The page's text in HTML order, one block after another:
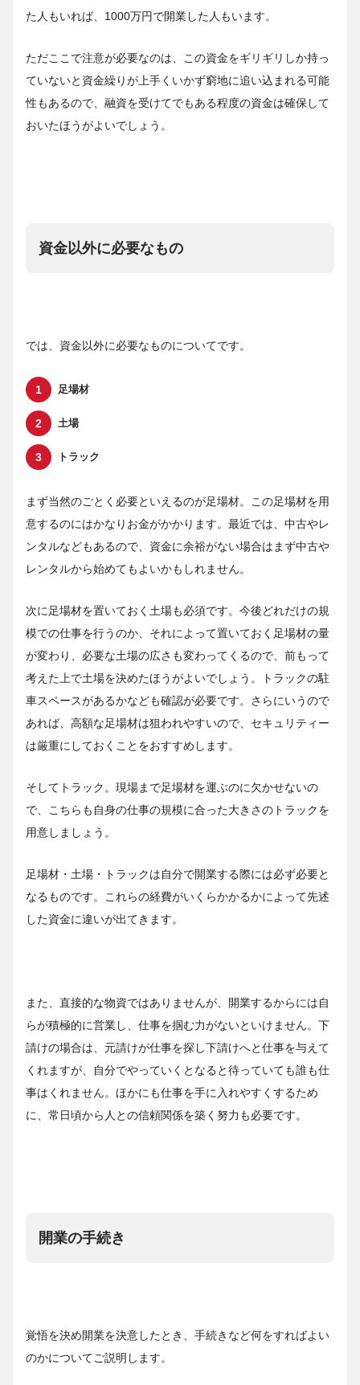
た人もいれば、1000万円で開業した人もいます。
ただここで注意が必要なのは、この資金をギリギリしか持っ
ていないと資金繰りが上手くいかず窮地に追い込まれる可能
性もあるので、融資を受けてでもある程度の資金は確保して
おいたほうがよいでしょう。
資金以外に必要なもの
では、資金以外に必要なものについてです。
足場材
土場
トラック
まず当然のごとく必要といえるのが足場材。この足場材を用
意するのにはかなりお金がかかります。最近では、中古やレ
ンタルなどもあるので、資金に余裕がない場合はまず中古や
レンタルから始めてもよいかもしれません。
次に足場材を置いておく土場も必須です。今後どれだけの規
模での仕事を行うのか、それによって置いておく足場材の量
が変わり、必要な土場の広さも変わってくるので、前もって
考えた上で土場を決めたほうがよいでしょう。トラックの駐
車スペースがあるかなども確認が必要です。さらにいうので
あれば、高額な足場材は狙われやすいので、セキュリティー
は厳重にしておくことをおすすめします。
そしてトラック。現場まで足場材を運ぶのに欠かせないの
で、こちらも自身の仕事の規模に合った大きさのトラックを
用意しましょう。
足場材・土場・トラックは自分で開業する際には必ず必要と
なるものです。これらの経費がいくらかかるかによって先述
した資金に違いが出てきます。
また、直接的な物資ではありませんが、開業するからには自
らが積極的に営業し、仕事を掴む力がないといけません。下
請けの場合は、元請けが仕事を探し下請けへと仕事を与えて
くれますが、自分でやっていくとなると待っていても誰も仕
事はくれません。ほかにも仕事を手に入れやすくするため
に、常日頃から人との信頼関係を築く努力も必要です。
開業の手続き
覚悟を決め開業を決意したとき、手続きなど何をすればよい
のかについてご説明します。